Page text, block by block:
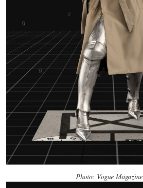
Photo: Vogue Magazine